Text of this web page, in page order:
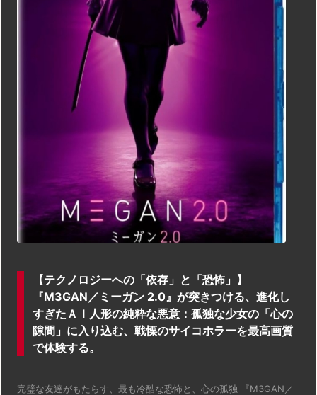
【テクノロジーへの「依存」と「恐怖」】
『M3GAN／ミーガン 2.0』が突きつける、進化し
すぎたＡＩ人形の純粋な悪意：孤独な少女の「心の
隙間」に入り込む、戦慄のサイコホラーを最高画質
で体験する。
完璧な友達がもたらす、最も冷酷な恐怖と、心の孤独 『M3GAN／